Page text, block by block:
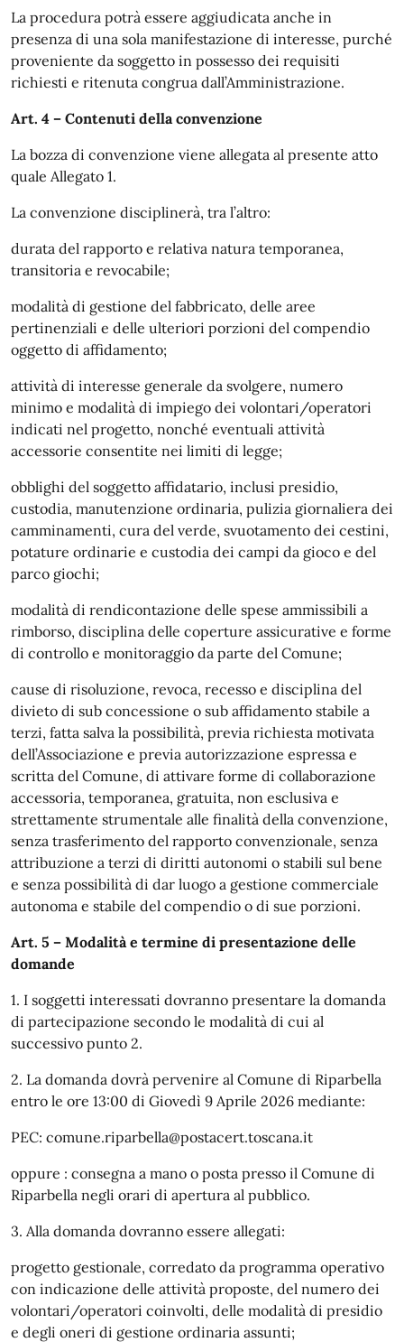
La procedura potrà essere aggiudicata anche in
presenza di una sola manifestazione di interesse, purché
proveniente da soggetto in possesso dei requisiti
richiesti e ritenuta congrua dall’Amministrazione.
Art. 4 – Contenuti della convenzione
La bozza di convenzione viene allegata al presente atto
quale Allegato 1.
La convenzione disciplinerà, tra l’altro:
durata del rapporto e relativa natura temporanea,
transitoria e revocabile;
modalità di gestione del fabbricato, delle aree
pertinenziali e delle ulteriori porzioni del compendio
oggetto di affidamento;
attività di interesse generale da svolgere, numero
minimo e modalità di impiego dei volontari/operatori
indicati nel progetto, nonché eventuali attività
accessorie consentite nei limiti di legge;
obblighi del soggetto affidatario, inclusi presidio,
custodia, manutenzione ordinaria, pulizia giornaliera dei
camminamenti, cura del verde, svuotamento dei cestini,
potature ordinarie e custodia dei campi da gioco e del
parco giochi;
modalità di rendicontazione delle spese ammissibili a
rimborso, disciplina delle coperture assicurative e forme
di controllo e monitoraggio da parte del Comune;
cause di risoluzione, revoca, recesso e disciplina del
divieto di sub concessione o sub affidamento stabile a
terzi, fatta salva la possibilità, previa richiesta motivata
dell’Associazione e previa autorizzazione espressa e
scritta del Comune, di attivare forme di collaborazione
accessoria, temporanea, gratuita, non esclusiva e
strettamente strumentale alle finalità della convenzione,
senza trasferimento del rapporto convenzionale, senza
attribuzione a terzi di diritti autonomi o stabili sul bene
e senza possibilità di dar luogo a gestione commerciale
autonoma e stabile del compendio o di sue porzioni.
Art. 5 – Modalità e termine di presentazione delle
domande
1. I soggetti interessati dovranno presentare la domanda
di partecipazione secondo le modalità di cui al
successivo punto 2.
2. La domanda dovrà pervenire al Comune di Riparbella
entro le ore 13:00 di Giovedì 9 Aprile 2026 mediante:
PEC: comune.riparbella@postacert.toscana.it
oppure : consegna a mano o posta presso il Comune di
Riparbella negli orari di apertura al pubblico.
3. Alla domanda dovranno essere allegati:
progetto gestionale, corredato da programma operativo
con indicazione delle attività proposte, del numero dei
volontari/operatori coinvolti, delle modalità di presidio
e degli oneri di gestione ordinaria assunti;